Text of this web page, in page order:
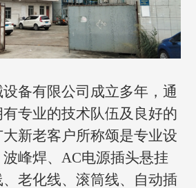
备有限公司成立多年，通
专业的技术队伍及良好的
新老客户所称颂是专业设
峰焊、AC电源插头悬挂
老化线、滚筒线、自动插